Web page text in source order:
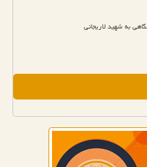
به شهید لاریجانی